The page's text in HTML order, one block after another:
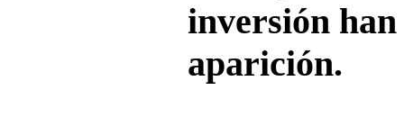
inversión han
aparición.